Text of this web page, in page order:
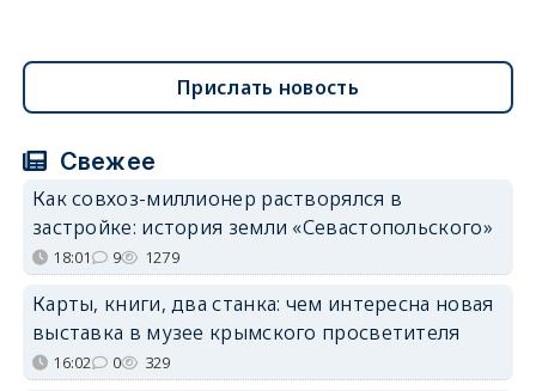
Прислать новость
Свежее
Как совхоз-миллионер растворялся в
застройке: история земли «Севастопольского»
18:01 9 1279
Карты, книги, два станка: чем интересна новая
выставка в музее крымского просветителя
16:02 0 329